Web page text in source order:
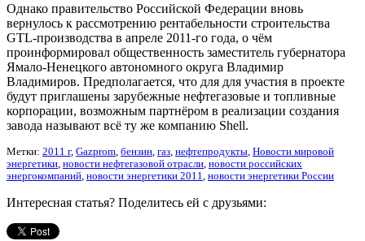
Однако правительство Российской Федерации вновь
вернулось к рассмотрению рентабельности строительства
GTL-производства в апреле 2011-го года, о чём
проинформировал общественность заместитель губернатора
Ямало-Ненецкого автономного округа Владимир
Владимиров. Предполагается, что для для участия в проекте
будут приглашены зарубежные нефтегазовые и топливные
корпорации, возможным партнёром в реализации создания
завода называют всё ту же компанию Shell.
Метки: 2011 г, Gazprom, бензин, газ, нефтепродукты, Новости мировой
энергетики, новости нефтегазовой отрасли, новости российских
энергокомпаний, новости энергетики 2011, новости энергетики России
Интересная статья? Поделитесь ей с друзьями: